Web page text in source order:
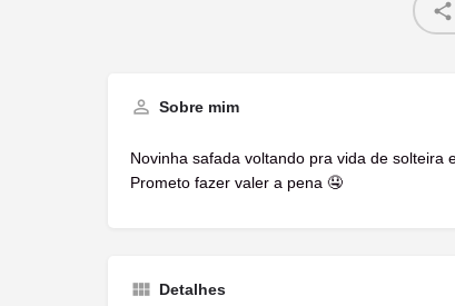
Sobre mim
Novinha safada voltando pra vida de solteira
Prometo fazer valer a pena 🤤
Detalhes